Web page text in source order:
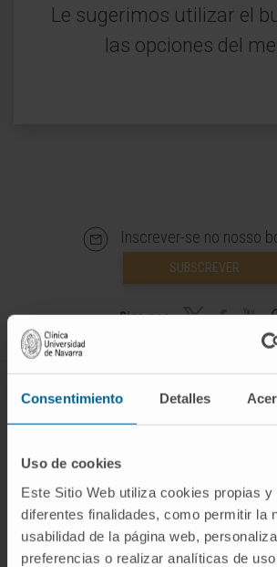
Consentimiento Detalles
Uso de cookies
Este Sitio Web utiliza cookies propias
diferentes finalidades, como permitir la
usabilidad de la página web,
preferencias o realizar analíticas de
Le sugerimos utilizar el
las opciones del
Inscrever-se no nosso
SUBSCREVER
Siga-nos
TUDO SOBRE O CANCRO
Exames de diagnóstico
Tratamentos
Deteção precoce
Apoio ao doente